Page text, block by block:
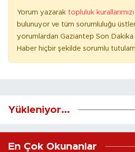
Yorum yazarak topluluk kurallarımızı
bulunuyor ve tüm sorumluluğu
yorumlardan Gaziantep Son
Haber hiçbir şekilde sorumlu
Yükleniyor...
En Çok Okunanlar